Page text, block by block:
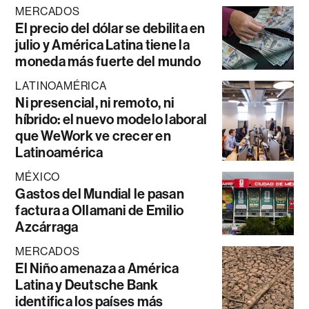
MERCADOS
El precio del dólar se debilita en
julio y América Latina tiene la
moneda más fuerte del mundo
LATINOAMÉRICA
Ni presencial, ni remoto, ni
híbrido: el nuevo modelo laboral
que WeWork ve crecer en
Latinoamérica
MÉXICO
Gastos del Mundial le pasan
factura a Ollamani de Emilio
Azcárraga
MERCADOS
El Niño amenaza a América
Latina y Deutsche Bank
identifica los países más